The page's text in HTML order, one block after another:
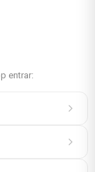
entrar: